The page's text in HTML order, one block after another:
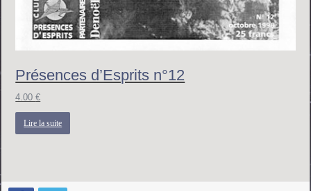
Présences d’Esprits n°12
4.00€
Lire la suite